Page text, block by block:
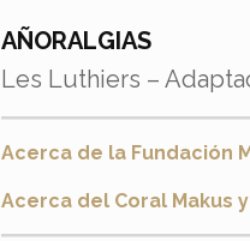
AÑORALGIAS
Les Luthiers –
Acerca de la Fundación
Acerca del Coral Makus